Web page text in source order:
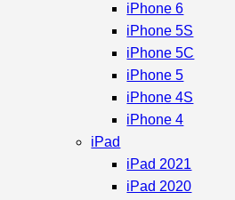
iPhone 6
iPhone 5S
iPhone 5C
iPhone 5
iPhone 4S
iPhone 4
iPad
iPad 2021
iPad 2020